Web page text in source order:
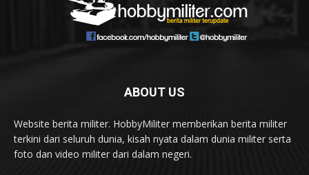
ABOUT US
Website berita militer. HobbyMiliter memberikan berita militer
terkini dari seluruh dunia, kisah nyata dalam dunia militer serta
foto dan video militer dari dalam negeri.